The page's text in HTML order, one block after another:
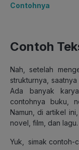
Contohnya
Contoh
Nah, setelah
strukturnya,
Ada banyak
contohnya buku,
Namun, di artikel
novel, film, dan lagu.
Yuk, simak contoh-